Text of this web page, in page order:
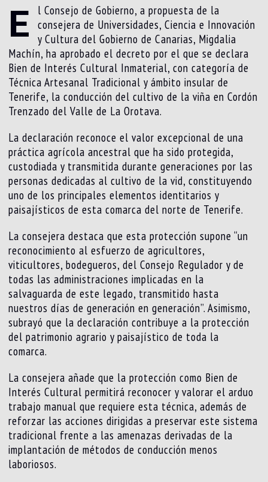
E
l Consejo de Gobierno, a propuesta de la
consejera de Universidades, Ciencia e Innovación
y Cultura del Gobierno de Canarias, Migdalia
Machín, ha aprobado el decreto por el que se declara
Bien de Interés Cultural Inmaterial, con categoría de
Técnica Artesanal Tradicional y ámbito insular de
Tenerife, la conducción del cultivo de la viña en Cordón
Trenzado del Valle de La Orotava.
La declaración reconoce el valor excepcional de una
práctica agrícola ancestral que ha sido protegida,
custodiada y transmitida durante generaciones por las
personas dedicadas al cultivo de la vid, constituyendo
uno de los principales elementos identitarios y
paisajísticos de esta comarca del norte de Tenerife.
La consejera destaca que esta protección supone “un
reconocimiento al esfuerzo de agricultores,
viticultores, bodegueros, del Consejo Regulador y de
todas las administraciones implicadas en la
salvaguarda de este legado, transmitido hasta
nuestros días de generación en generación”. Asimismo,
subrayó que la declaración contribuye a la protección
del patrimonio agrario y paisajístico de toda la
comarca.
La consejera añade que la protección como Bien de
Interés Cultural permitirá reconocer y valorar el arduo
trabajo manual que requiere esta técnica, además de
reforzar las acciones dirigidas a preservar este sistema
tradicional frente a las amenazas derivadas de la
implantación de métodos de conducción menos
laboriosos.